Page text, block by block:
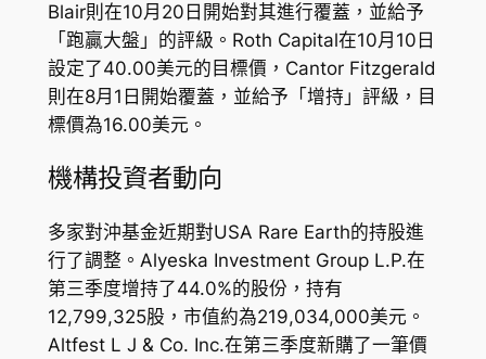
Blair則在10月20日開始對其進行覆蓋，並給予
「跑贏大盤」的評級。Roth Capital在10月10日
設定了40.00美元的目標價，Cantor Fitzgerald
則在8月1日開始覆蓋，並給予「增持」評級，目
標價為16.00美元。
機構投資者動向
多家對沖基金近期對USA Rare Earth的持股進
行了調整。Alyeska Investment Group L.P.在
第三季度增持了44.0%的股份，持有
12,799,325股，市值約為219,034,000美元。
Altfest L J & Co. Inc.在第三季度新購了一筆價